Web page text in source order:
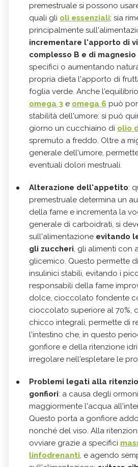
premestruale si possono
quali gli oli essenziali; sia
principalmente
incrementare l'apporto di
complesso B e di magnesio
specifici o aumentando
propria dieta l'apporto di
foglia verde. Anche
omega 3 e omega 6 può
stabilità dell'umore: si può
giorno un cucchiaino di olio
spremuto a freddo. Oltre a
generale dell'umore,
eventuali dolori mestruali.
Alterazione dell'appetito:
premestruale determina un
della fame e incrementa la
generale di carboidrati, si
sull'alimentazione evitando
gli zuccheri, gli alimenti con
glicemico. Questo permette
insulinici stabili, evitando i
responsabili della fame
dolce, cioccolato fondente
cioccolato superiore al 70%,
chicco integrali, permette di
l'intestino che, in questo
gonfiore e della ritenzione
irregolare nell'espletare le
Problemi legati alla
gonfiori: a causa degli
maggiormente l'acqua
Questo porta a gonfiore
nonché del viso. Alla
ovviare grazie a specifici
linfodrenanti, e agendo